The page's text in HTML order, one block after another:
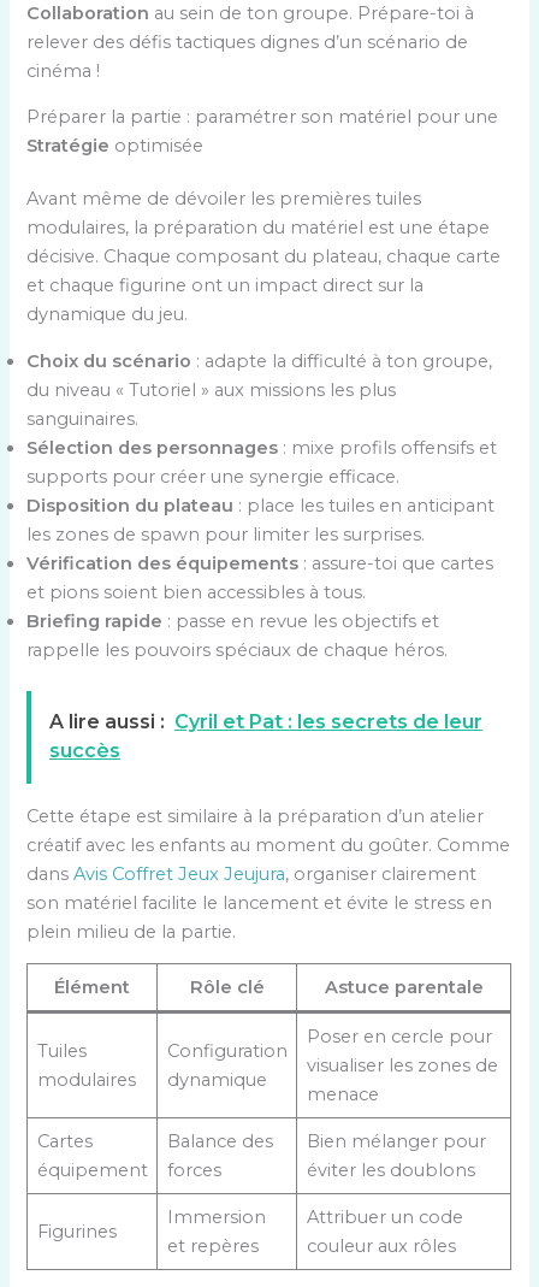
Collaboration au sein de ton groupe. Prépare-toi à
relever des défis tactiques dignes d’un scénario de
cinéma !
Préparer la partie : paramétrer son matériel pour une
Stratégie optimisée
Avant même de dévoiler les premières tuiles
modulaires, la préparation du matériel est une étape
décisive. Chaque composant du plateau, chaque carte
et chaque figurine ont un impact direct sur la
dynamique du jeu.
Choix du scénario : adapte la difficulté à ton groupe,
du niveau « Tutoriel » aux missions les plus
sanguinaires.
Sélection des personnages : mixe profils offensifs et
supports pour créer une synergie efficace.
Disposition du plateau : place les tuiles en anticipant
les zones de spawn pour limiter les surprises.
Vérification des équipements : assure-toi que cartes
et pions soient bien accessibles à tous.
Briefing rapide : passe en revue les objectifs et
rappelle les pouvoirs spéciaux de chaque héros.
A lire aussi : Cyril et Pat : les secrets de leur
succès
Cette étape est similaire à la préparation d’un atelier
créatif avec les enfants au moment du goûter. Comme
dansAvis Coffret Jeux Jeujura, organiser clairement
son matériel facilite le lancement et évite le stress en
plein milieu de la partie.
Élément Rôle clé Astuce parentale
Tuiles
modulaires
Configuration
dynamique
Poser en cercle pour
visualiser les zones de
menace
Cartes
équipement
Balance des
forces
Bien mélanger pour
éviter les doublons
Figurines
Immersion
et repères
Attribuer un code
couleur aux rôles